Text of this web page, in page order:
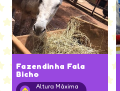
Fazendinha Fala
Bicho
Altura Máxima